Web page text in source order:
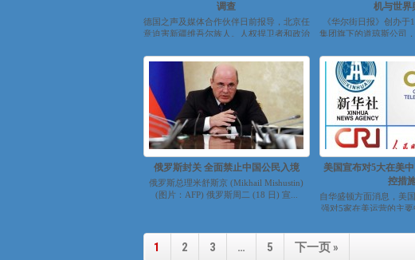
调查
德国之声及媒体合作伙伴日前报导，北京任
意迫害新疆维吾尔族人。人权捍卫者和政治
策略。...
机与世界
《华尔街日报》创办于
集团旗下的道琼斯公司
俄罗斯封关 全面禁止中国公民入境
俄罗斯总理米舒斯京 (Mikhail Mishustin)
(图片：AFP) 俄罗斯周二 (18 日) 宣...
美国宣布对5大在美
控措
自华盛顿方面消息，美
强对5家在美运营的主
1 2 3 … 5 下一页 »